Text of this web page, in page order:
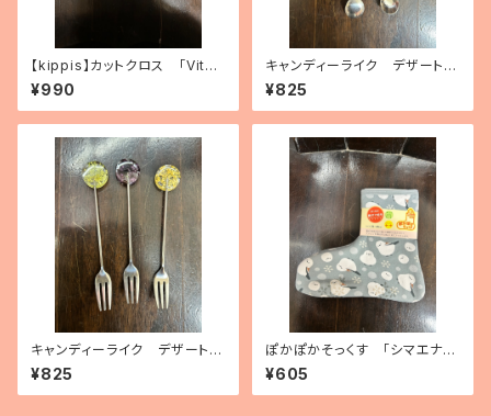
【kippis】カットクロス 「Vita
miini／ビタミン」（3種）
¥990
キャンディーライク デザートス
プーン（2種）
¥825
キャンディーライク デザートフ
ォーク（3種）
¥825
ぽかぽかそっくす 「シマエナ
ガ」 アンクル丈
¥605